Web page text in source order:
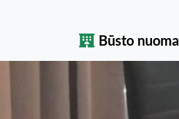
Būsto nuoma